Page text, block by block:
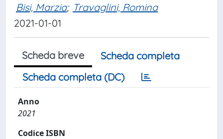
Bisi, Marzia; Travaglini, Romina
2021-01-01
Scheda breve
Scheda completa
Scheda completa (DC)
Anno
2021
Codice ISBN